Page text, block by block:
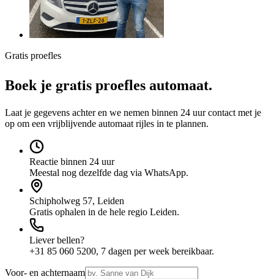
Gratis proefles
Boek je gratis proefles automaat.
Laat je gegevens achter en we nemen binnen 24 uur contact met je
op om een vrijblijvende automaat rijles in te plannen.
Reactie binnen 24 uur
Meestal nog dezelfde dag via WhatsApp.
Schipholweg 57, Leiden
Gratis ophalen in de hele regio Leiden.
Liever bellen?
+31 85 060 5200, 7 dagen per week bereikbaar.
Voor- en achternaam